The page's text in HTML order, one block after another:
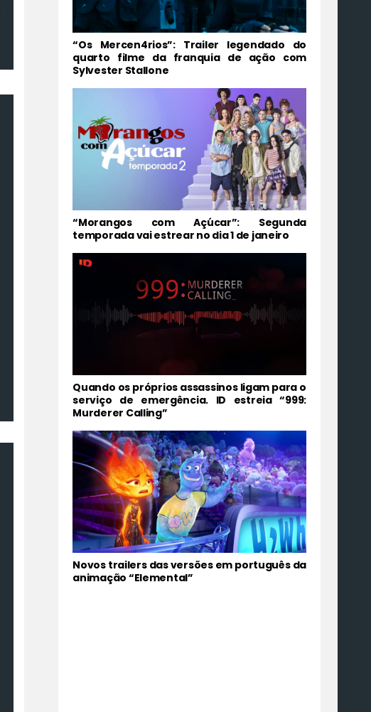
“Os Mercen4rios”: Trailer legendado do
quarto filme da franquia de ação com
Sylvester Stallone
“Morangos com Açúcar”: Segunda
temporada vai estrear no dia 1 de janeiro
Quando os próprios assassinos ligam para o
serviço de emergência. ID estreia “999:
Murderer Calling”
Novos trailers das versões em português da
animação “Elemental”